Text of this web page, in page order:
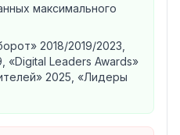
Мокка— 5,1–7,0 %,Подели
— от 6,3 %
с доставкой) / 5,9–7,0
типов клиента
максимального
2018/2019/2023,
«Digital Leaders Awards»
2025, «Лидеры